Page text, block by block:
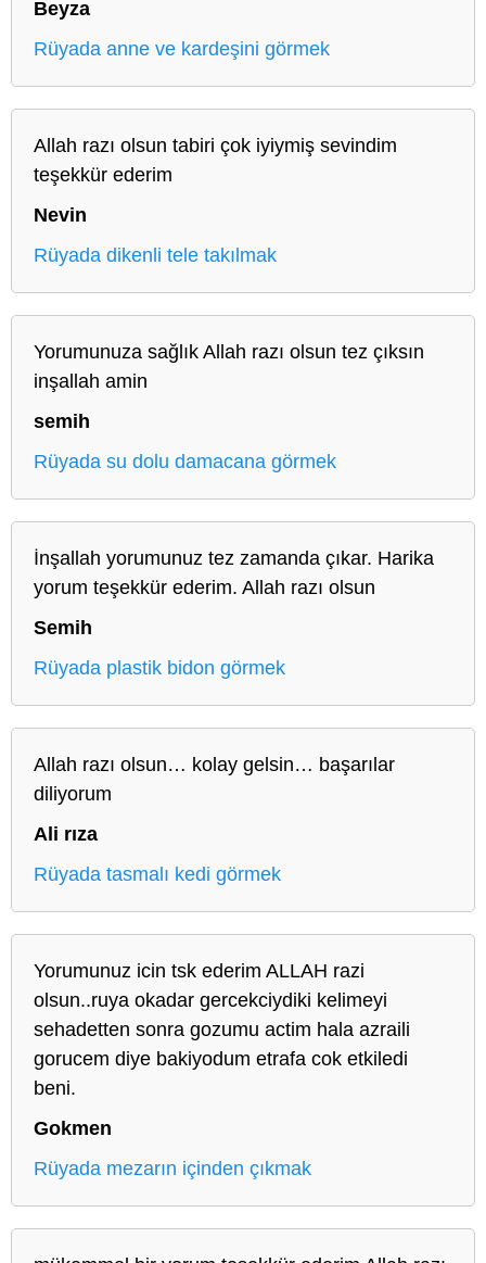
Beyza
Rüyada anne ve kardeşini görmek
Allah razı olsun tabiri çok iyiymiş sevindim
teşekkür ederim
Nevin
Rüyada dikenli tele takılmak
Yorumunuza sağlık Allah razı olsun tez çıksın
inşallah amin
semih
Rüyada su dolu damacana görmek
İnşallah yorumunuz tez zamanda çıkar. Harika
yorum teşekkür ederim. Allah razı olsun
Semih
Rüyada plastik bidon görmek
Allah razı olsun… kolay gelsin… başarılar
diliyorum
Ali rıza
Rüyada tasmalı kedi görmek
Yorumunuz icin tsk ederim ALLAH razi
olsun..ruya okadar gercekciydiki kelimeyi
sehadetten sonra gozumu actim hala azraili
gorucem diye bakiyodum etrafa cok etkiledi
beni.
Gokmen
Rüyada mezarın içinden çıkmak